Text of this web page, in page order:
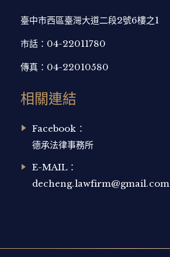
臺中市西區臺灣大道二段2號6樓之1
市話： 04-22011780
傳真： 04-22010580
相關連結
Facebook：
德承法律事務所
E-MAIL：
decheng.lawfirm@gmail.com